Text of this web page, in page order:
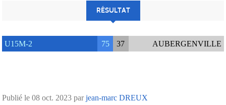
RÉSULTAT
U15M-2 75 37 AUBERGENVILLE
Publié le 08 oct. 2023 parjean-marc DREUX